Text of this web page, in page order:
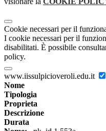
Cookie necessari per il
I cookie necessari per il
disabilitati. È possibile
policy.
www.iissulpicioveroli.edu.it
Nome
Tipologia
Proprieta
Descrizione
Durata